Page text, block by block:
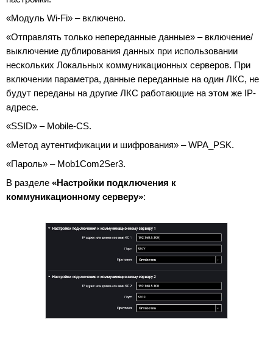
«Модуль Wi-Fi» – включено.
«Отправлять только непереданные данные» – включение/
выключение дублирования данных при использовании
нескольких Локальных коммуникационных серверов. При
включении параметра, данные переданные на один ЛКС, не
будут переданы на другие ЛКС работающие на этом же IP-
адресе.
«SSID» – Mobile-CS.
«Метод аутентификации и шифрования» – WPA_PSK.
«Пароль» – Mob1Com2Ser3.
В разделе «Настройки подключения к
коммуникационному серверу»: